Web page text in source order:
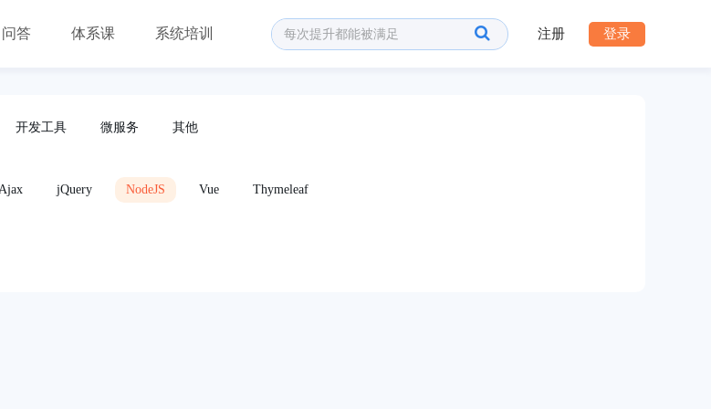
问答 体系课 系统培训 注册 登录
开发工具 微服务 其他
jQuery NodeJS Vue Thymeleaf